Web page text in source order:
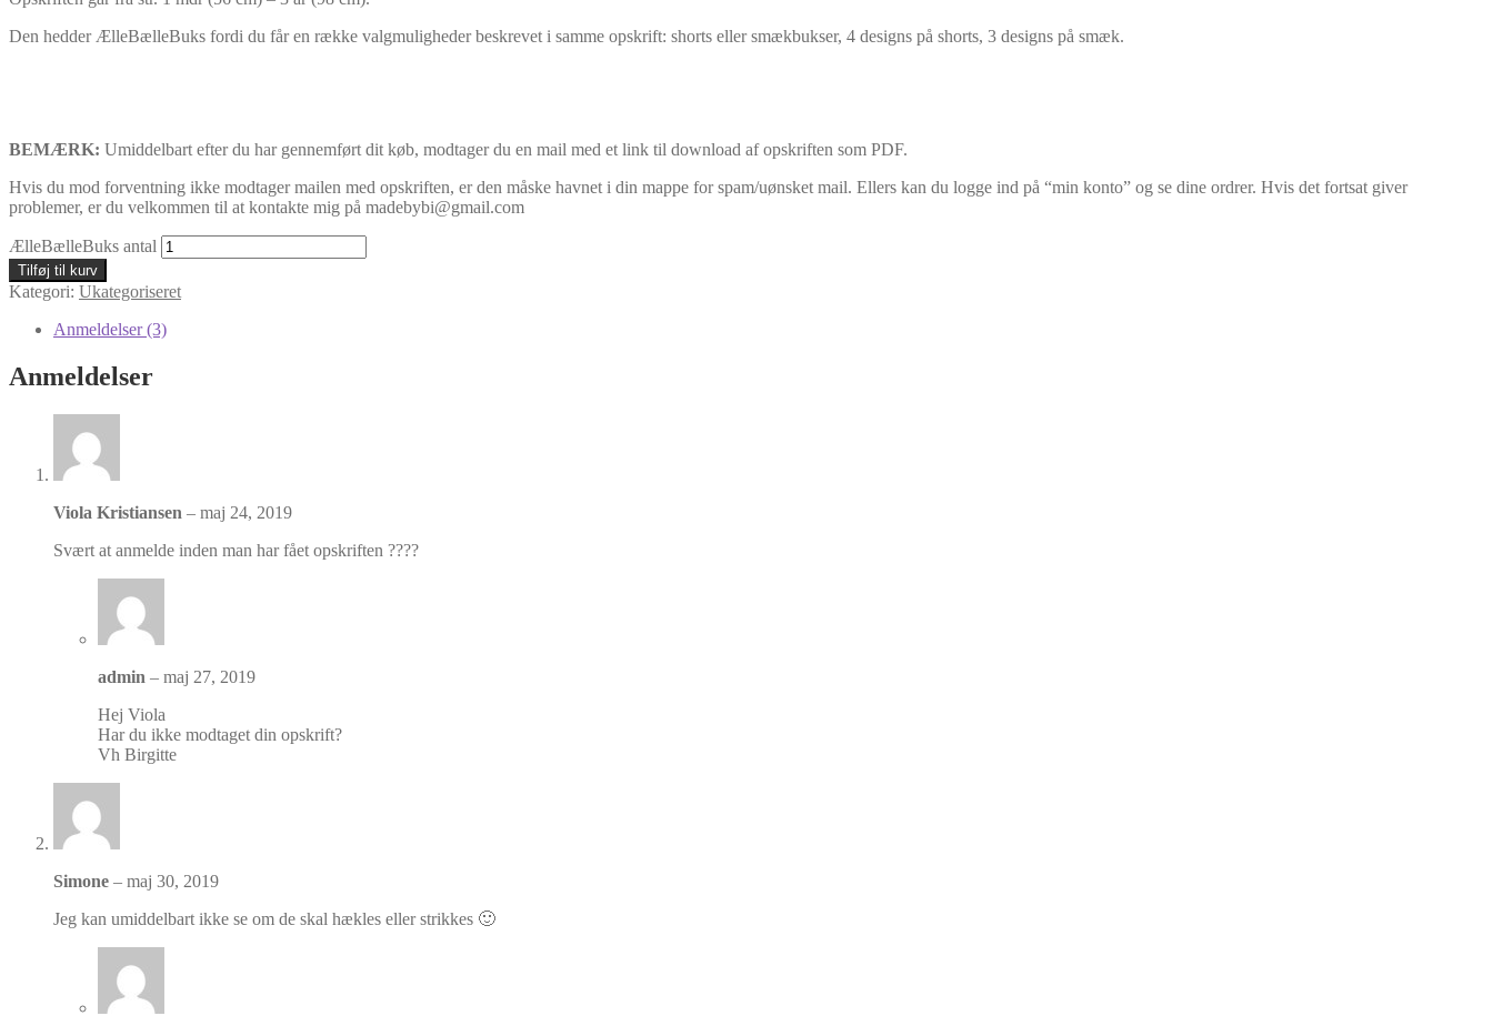
Den hedder ÆlleBælleBuks fordi du får en række valgmuligheder beskrevet i samme opskrift: shorts eller smækbukser, 4 designs på shorts, 3 designs på smæk.
BEMÆRK: Umiddelbart efter du har gennemført dit køb, modtager du en mail med et link til download af opskriften som PDF.
Hvis du mod forventning ikke modtager mailen med opskriften, er den måske havnet i din mappe for spam/uønsket mail. Ellers kan du logge ind på “min konto” og se dine ordrer. Hvis det fortsat giver
problemer, er du velkommen til at kontakte mig på madebybi@gmail.com
ÆlleBælleBuks antal
Tilføj til kurv
Kategori: Ukategoriseret
Anmeldelser (3)
Anmeldelser
Viola Kristiansen – maj 24, 2019
Svært at anmelde inden man har fået opskriften ????
admin – maj 27, 2019
Hej Viola
Har du ikke modtaget din opskrift?
Vh Birgitte
Simone – maj 30, 2019
Jeg kan umiddelbart ikke se om de skal hækles eller strikkes 🙂